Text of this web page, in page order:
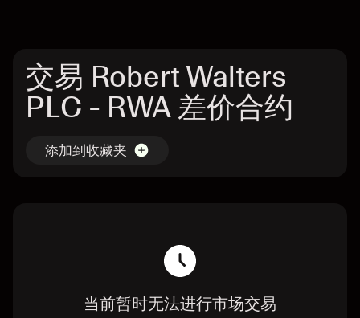
交易 Robert Walters
PLC - RWA 差价合约
添加到收藏夹
当前暂时无法进行市场交易